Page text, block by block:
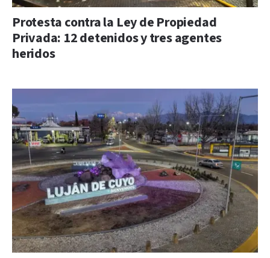
Protesta contra la Ley de Propiedad
Privada: 12 detenidos y tres agentes
heridos